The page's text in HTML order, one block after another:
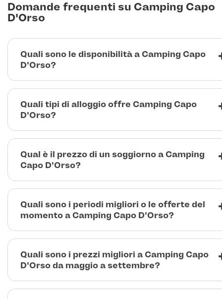
Domande frequenti su Camping Capo
D'Orso
Quali sono le disponibilità a Camping Capo
D'Orso?
Quali tipi di alloggio offre Camping Capo
D'Orso?
Qual è il prezzo di un soggiorno a Camping
Capo D'Orso?
Quali sono i periodi migliori o le offerte del
momento a Camping Capo D'Orso?
Quali sono i prezzi migliori a Camping Capo
D'Orso da maggio a settembre?